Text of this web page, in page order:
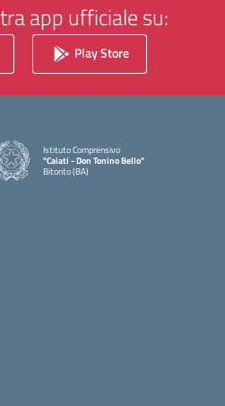
app ufficiale su:
Play Store
Istituto Comprensivo
"Caiati - Don Tonino Bello"
Bitonto (BA)